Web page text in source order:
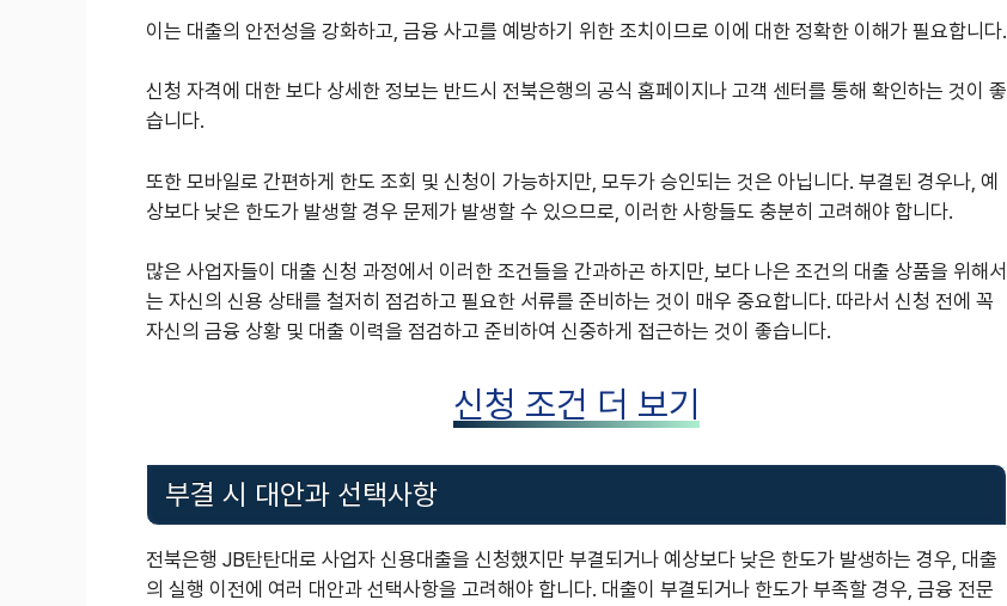
이는 대출의 안전성을 강화하고, 금융 사고를 예방하기 위한 조치이므로 이에 대한 정확한 이해가 필요합니다.
신청 자격에 대한 보다 상세한 정보는 반드시 전북은행의 공식 홈페이지나 고객 센터를 통해 확인하는 것이 좋
습니다.
또한 모바일로 간편하게 한도 조회 및 신청이 가능하지만, 모두가 승인되는 것은 아닙니다. 부결된 경우나, 예
상보다 낮은 한도가 발생할 경우 문제가 발생할 수 있으므로, 이러한 사항들도 충분히 고려해야 합니다.
많은 사업자들이 대출 신청 과정에서 이러한 조건들을 간과하곤 하지만, 보다 나은 조건의 대출 상품을 위해서
는 자신의 신용 상태를 철저히 점검하고 필요한 서류를 준비하는 것이 매우 중요합니다. 따라서 신청 전에 꼭
자신의 금융 상황 및 대출 이력을 점검하고 준비하여 신중하게 접근하는 것이 좋습니다.
신청 조건 더 보기
부결 시 대안과 선택사항
전북은행 JB탄탄대로 사업자 신용대출을 신청했지만 부결되거나 예상보다 낮은 한도가 발생하는 경우, 대출
의 실행 이전에 여러 대안과 선택사항을 고려해야 합니다. 대출이 부결되거나 한도가 부족할 경우, 금융 전문